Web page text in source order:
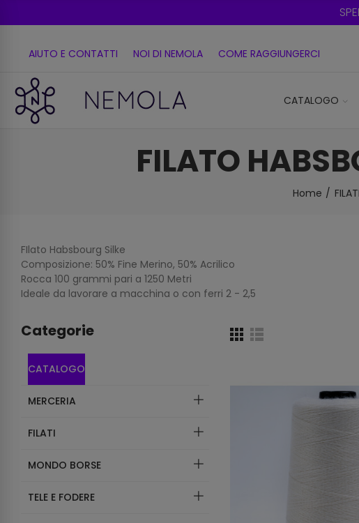
AIUTO E CONTATTI NOI DI NEMOLA COME RAGGIUNGERCI
CATALOGO
FILATO
Home FILATI
FIlato Habsbourg Silke
Composizione: 50% Fine Merino, 50% Acrilico
Rocca 100 grammi pari a 1250 Metri
Ideale da lavorare a macchina o con ferri 2 - 2,5
Categorie
CATALOGO
MERCERIA
FILATI
MONDO BORSE
TELE E FODERE